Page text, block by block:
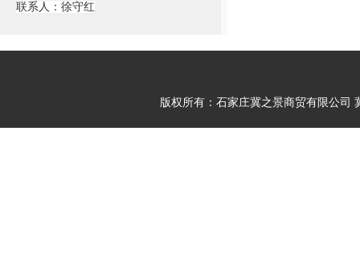
联系人：徐守红
版权所有：石家庄冀之景商贸有限公司